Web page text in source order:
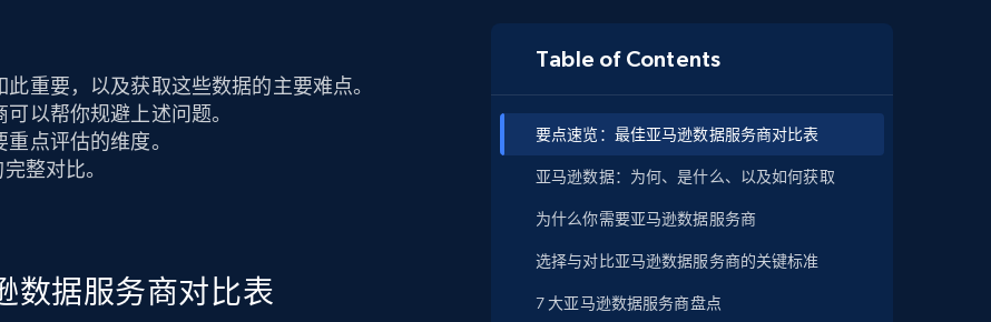
重要，以及获取这些数据的主要难点。
以帮你规避上述问题。
点评估的维度。
整对比。
数据服务商对比表
Table of Contents
要点速览：最佳亚马逊数据服务商对比表
亚马逊数据：为何、是什么、以及如何获取
为什么你需要亚马逊数据服务商
选择与对比亚马逊数据服务商的关键标准
7 大亚马逊数据服务商盘点